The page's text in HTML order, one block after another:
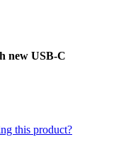
new USB-C
this product?